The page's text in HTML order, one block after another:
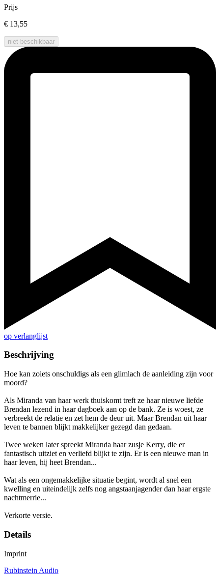
Prijs
€ 13,55
niet beschikbaar
op verlanglijst
Beschrijving
Hoe kan zoiets onschuldigs als een glimlach de aanleiding zijn voor
moord?
Als Miranda van haar werk thuiskomt treft ze haar nieuwe liefde
Brendan lezend in haar dagboek aan op de bank. Ze is woest, ze
verbreekt de relatie en zet hem de deur uit. Maar Brendan uit haar
leven te bannen blijkt makkelijker gezegd dan gedaan.
Twee weken later spreekt Miranda haar zusje Kerry, die er
fantastisch uitziet en verliefd blijkt te zijn. Er is een nieuwe man in
haar leven, hij heet Brendan...
Wat als een ongemakkelijke situatie begint, wordt al snel een
kwelling en uiteindelijk zelfs nog angstaanjagender dan haar ergste
nachtmerrie...
Verkorte versie.
Details
Imprint
Rubinstein Audio